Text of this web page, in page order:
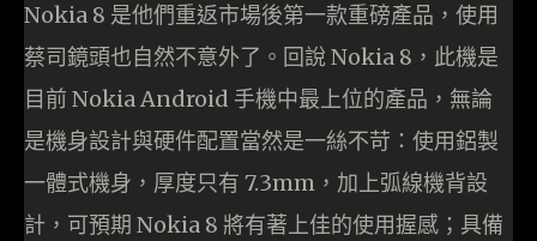
Nokia 8 是他們重返市場後第一款重磅產品，使用
蔡司鏡頭也自然不意外了。回說 Nokia 8，此機是
目前 Nokia Android 手機中最上位的產品，無論
是機身設計與硬件配置當然是一絲不苛：使用鋁製
一體式機身，厚度只有 7.3mm，加上弧線機背設
計，可預期 Nokia 8 將有著上佳的使用握感；具備